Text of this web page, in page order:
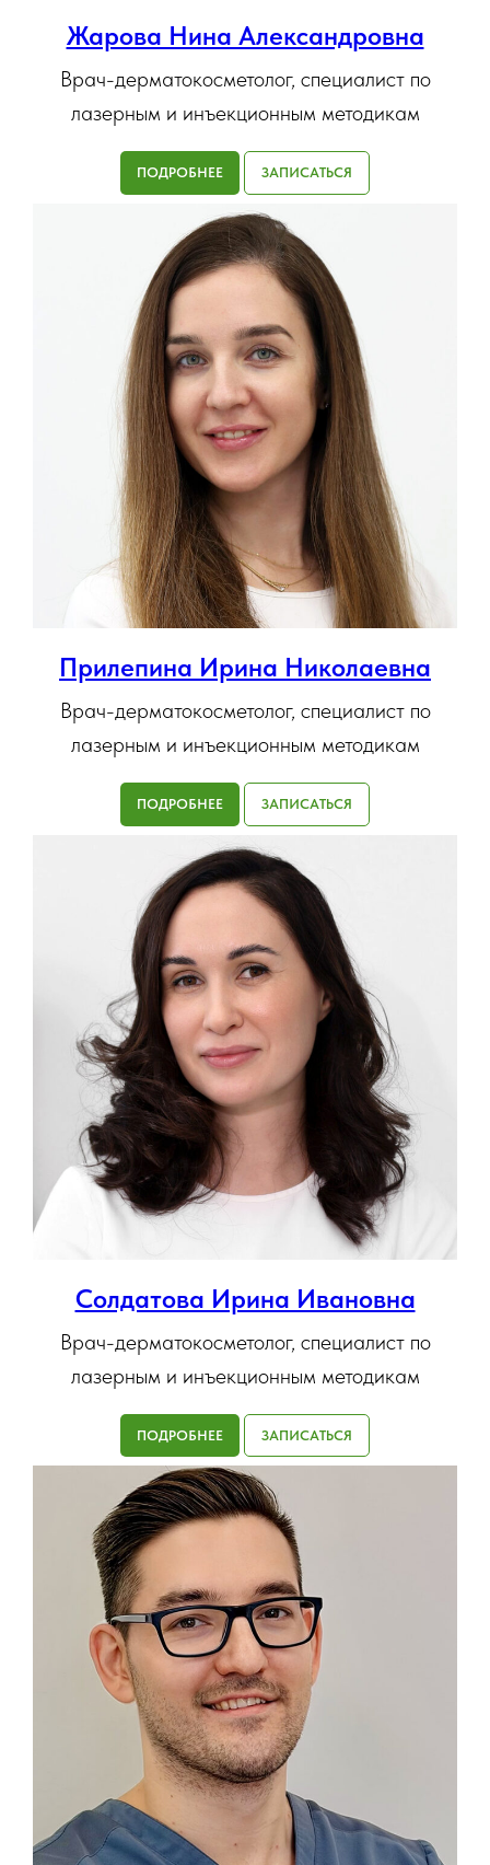
Жарова Нина Александровна
Врач-дерматокосметолог, специалист по
лазерным и инъекционным методикам
ПОДРОБНЕЕ ЗАПИСАТЬСЯ
Прилепина Ирина Николаевна
Врач-дерматокосметолог, специалист по
лазерным и инъекционным методикам
ПОДРОБНЕЕ ЗАПИСАТЬСЯ
Солдатова Ирина Ивановна
Врач-дерматокосметолог, специалист по
лазерным и инъекционным методикам
ПОДРОБНЕЕ ЗАПИСАТЬСЯ